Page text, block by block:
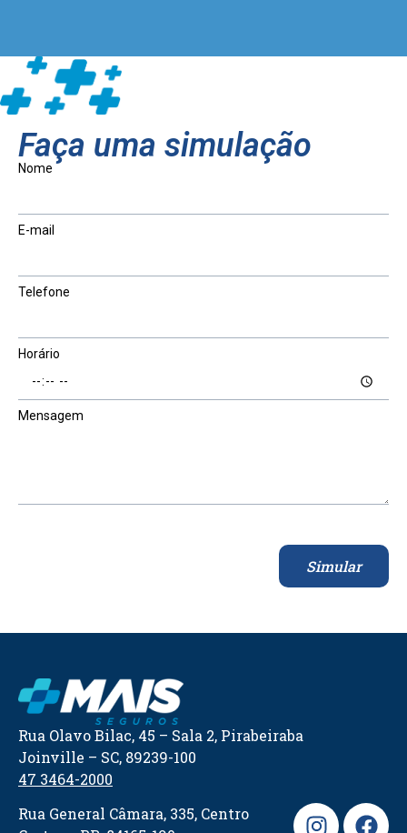
Faça uma simulação
Nome
E-mail
Telefone
Horário
Mensagem
Simular
Rua Olavo Bilac, 45 – Sala 2, Pirabeiraba
Joinville – SC, 89239-100
47 3464-2000
Rua General Câmara, 335, Centro